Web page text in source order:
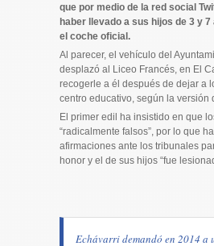
que por medio de la red social
haber llevado a sus hijos de 3 y
el coche oficial.
Al parecer, el vehículo del
desplazó al Liceo Francés, en El
recogerle a él después de dejar a
centro educativo, según la versión
El primer edil ha insistido en que
“radicalmente falsos”, por lo que
afirmaciones ante los tribunales
honor y el de sus hijos “fue
Echávarri demandó en 2014 a